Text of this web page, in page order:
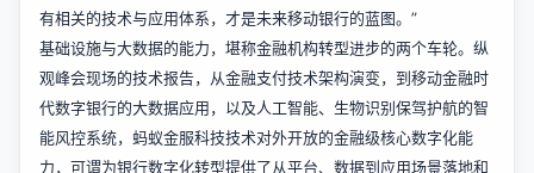
有相关的技术与应用体系，才是未来移动银行的蓝图。”
基础设施与大数据的能力，堪称金融机构转型进步的两个车轮。纵
观峰会现场的技术报告，从金融支付技术架构演变，到移动金融时
代数字银行的大数据应用，以及人工智能、生物识别保驾护航的智
能风控系统，蚂蚁金服科技技术对外开放的金融级核心数字化能
力，可谓为银行数字化转型提供了从平台、数据到应用场景落地和